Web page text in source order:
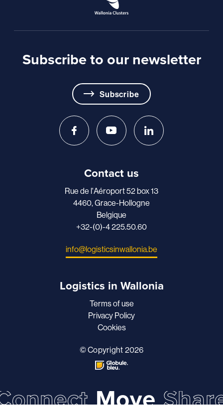
Subscribe to our newsletter
Subscribe
Contact us
Rue de l'Aéroport 52 box 13
4460, Grace-Hollogne
Belgique
+32-(0)-4 225.50.60
info@logisticsinwallonia.be
Logistics in Wallonia
Terms of use
Privacy Policy
Cookies
© Copyright 2026
Move